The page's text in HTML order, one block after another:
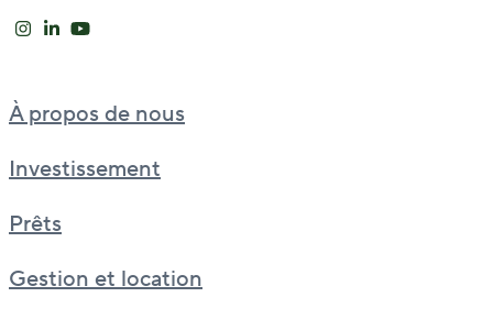
À propos de nous
Investissement
Prêts
Gestion et location